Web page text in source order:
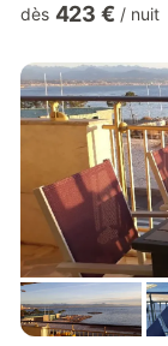
ouverte toute
terrasse
d'eau avec un wc
dès 423 € / nuit